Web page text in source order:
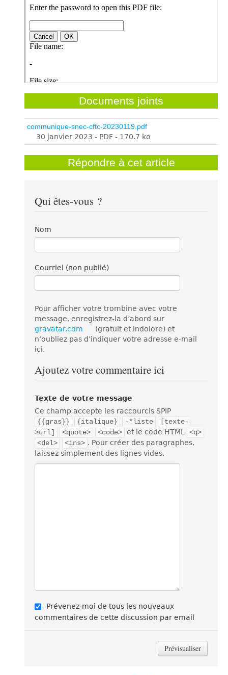
Documents joints
communique-snec-cftc-20230119.pdf
30 janvier 2023 - PDF - 170.7 ko
Répondre à cet article
Qui êtes-vous ?
Nom
Courriel (non publié)
Pour afficher votre trombine avec votre
message, enregistrez-la d’abord sur
gravatar.com
(gratuit et indolore) et
n’oubliez pas d’indiquer votre adresse e-mail
ici.
Ajoutez votre commentaire ici
Texte de votre message
Ce champ accepte les raccourcis SPIP
{{gras}}
{italique} -*liste
[texte-
>url]
<quote> <code> et le code HTML
<q>
<del>
<ins> . Pour créer des paragraphes,
laissez simplement des lignes vides.
Prévenez-moi de tous les nouveaux
commentaires de cette discussion par email